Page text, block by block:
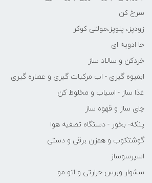
سرخ کن
زودپز، پلوپز،مولتی کوکر
جا ادویه ای
خردکن و سالاد ساز
ابمیوه گیری - اب مرکبات گیری و عصاره گیری
غذا ساز - اسیاب و مخلوط کن
چای ساز و قهوه ساز
پنکه- بخور - دستگاه تصفیه هوا
گوشتکوب و همزن برقی و دستی
اسپرسوساز
سشوار وبرس حرارتی و اتو مو